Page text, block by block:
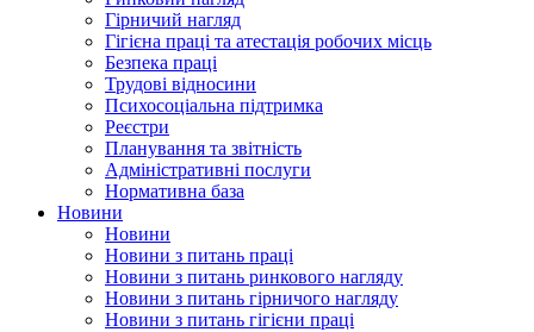
Гірничий нагляд
Гігієна праці та атестація робочих місць
Безпека праці
Трудові відносини
Психосоціальна підтримка
Реєстри
Планування та звітність
Адміністративні послуги
Нормативна база
Новини
Новини
Новини з питань праці
Новини з питань ринкового нагляду
Новини з питань гірничого нагляду
Новини з питань гігієни праці